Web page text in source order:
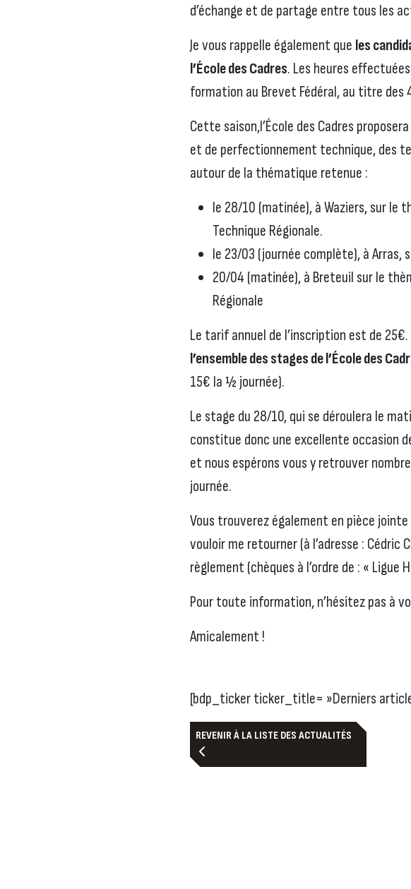
d’échange et de partage entre tous les
Je vous rappelle également que les
l’École des Cadres. Les heures
formation au Brevet Fédéral, au titre des
Cette saison,l’École des Cadres proposera
et de perfectionnement technique, des
autour de la thématique retenue :
le 28/10 (matinée), à Waziers, sur le
Technique Régionale.
le 23/03 (journée complète), à Arras,
20/04 (matinée), à Breteuil sur le
Régionale
Le tarif annuel de l’inscription est de 25€.
l’ensemble des stages de l’École des
15€ la ½ journée).
Le stage du 28/10, qui se déroulera le
constitue donc une excellente occasion
et nous espérons vous y retrouver
journée.
Vous trouverez également en pièce jointe
vouloir me retourner (à l’adresse : Cédric
règlement (chèques à l’ordre de : « Ligue
Pour toute information, n’hésitez pas à
Amicalement !
[bdp_ticker ticker_title= »Derniers
REVENIR À LA LISTE DES ACTUALITÉS